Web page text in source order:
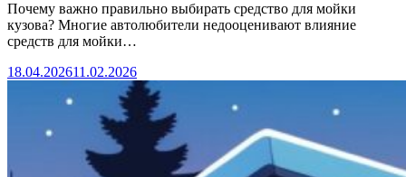
Почему важно правильно выбирать средство для мойки
кузова? Многие автолюбители недооценивают влияние
средств для мойки…
18.04.202611.02.2026